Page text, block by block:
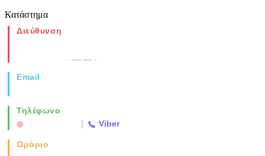
Κατάστημα
Διεύθυνση
Email
Τηλέφωνο
| Viber
Ωράριο